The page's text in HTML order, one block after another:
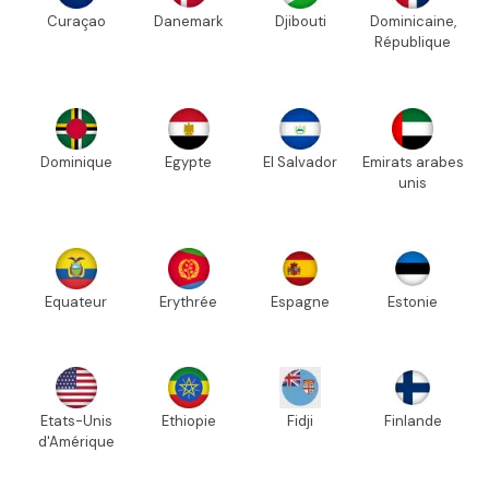
Curaçao Danemark Djibouti
Dominicaine,
République
Dominique Egypte El Salvador
Emirats arabes
unis
Equateur Erythrée Espagne Estonie
Etats-Unis
d'Amérique
Ethiopie Fidji Finlande